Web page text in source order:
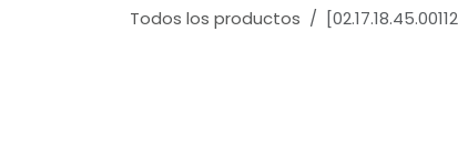
Todos los productos